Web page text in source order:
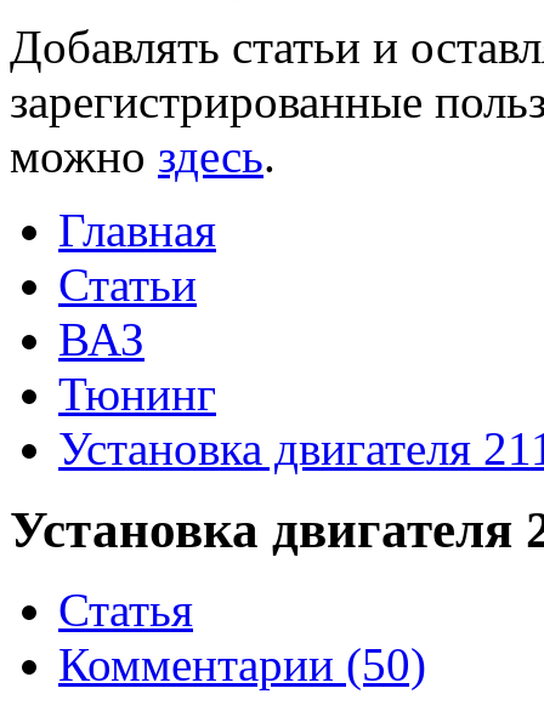
Добавлять статьи и
зарегистрированные
можно здесь.
Главная
Статьи
ВАЗ
Тюнинг
Установка двигателя
Установка
Статья
Комментарии (50)